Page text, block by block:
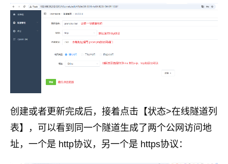
创建或者更新完成后，接着点击【状态>在线隧道列
表】，可以看到同一个隧道生成了两个公网访问地
址，一个是 http协议，另一个是 https协议：